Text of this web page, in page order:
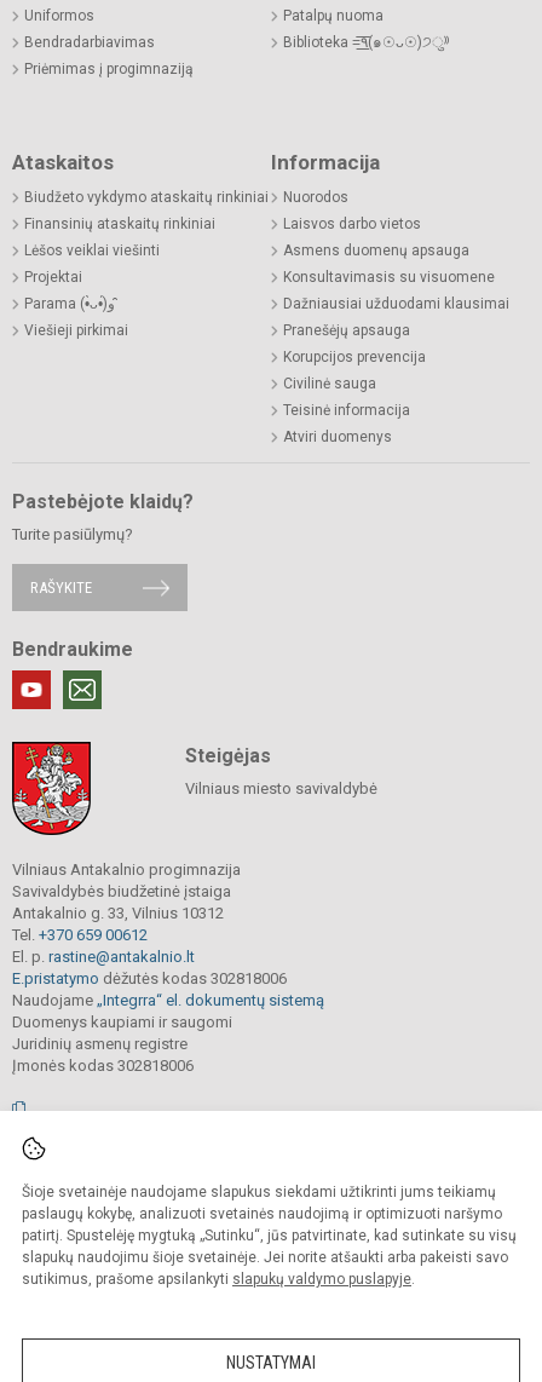
Šioje svetainėje naudojame slapukus siekdami užtikrinti jums teikiamų
paslaugų kokybę, analizuoti svetainės naudojimą ir optimizuoti naršymo
patirtį. Spustelėję mygtuką „Sutinku“, jūs patvirtinate, kad sutinkate su visų
slapukų naudojimu šioje svetainėje. Jei norite atšaukti arba pakeisti savo
sutikimus, prašome apsilankyti slapukų valdymo puslapyje.
NUSTATYMAI
Uniformos
Bendradarbiavimas
Priėmimas į progimnaziją
Patalpų nuoma
Biblioteka =͟͟͞͞٩(๑☉ᴗ☉)੭ु⁾⁾
Ataskaitos
Biudžeto vykdymo ataskaitų rinkiniai
Finansinių ataskaitų rinkiniai
Lėšos veiklai viešinti
Projektai
Parama (•̀ᴗ•́)و ̑̑
Viešieji pirkimai
Informacija
Nuorodos
Laisvos darbo vietos
Asmens duomenų apsauga
Konsultavimasis su visuomene
Dažniausiai užduodami klausimai
Pranešėjų apsauga
Korupcijos prevencija
Civilinė sauga
Teisinė informacija
Atviri duomenys
Pastebėjote klaidų?
Turite pasiūlymų?
RAŠYKITE
Bendraukime
Steigėjas
Vilniaus miesto savivaldybė
Vilniaus Antakalnio progimnazija
Savivaldybės biudžetinė įstaiga
Antakalnio g. 33, Vilnius 10312
Tel. +370 659 00612
El. p. rastine@antakalnio.lt
E.pristatymo dėžutės kodas 302818006
Naudojame „Integrra“ el. dokumentų sistemą
Duomenys kaupiami ir saugomi
Juridinių asmenų registre
Įmonės kodas 302818006
Kopijuoti, cituoti ar kitaip atvaizduoti internetinės svetainės turinį be raštiško
mokyklos vadovų sutikimo yra draudžiama.
Prieinamumo paraiška Slapukų valdymas
Sumanus būdas atnaujinti